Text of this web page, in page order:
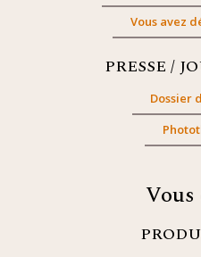
Vous avez
PRESSE /
Dossier